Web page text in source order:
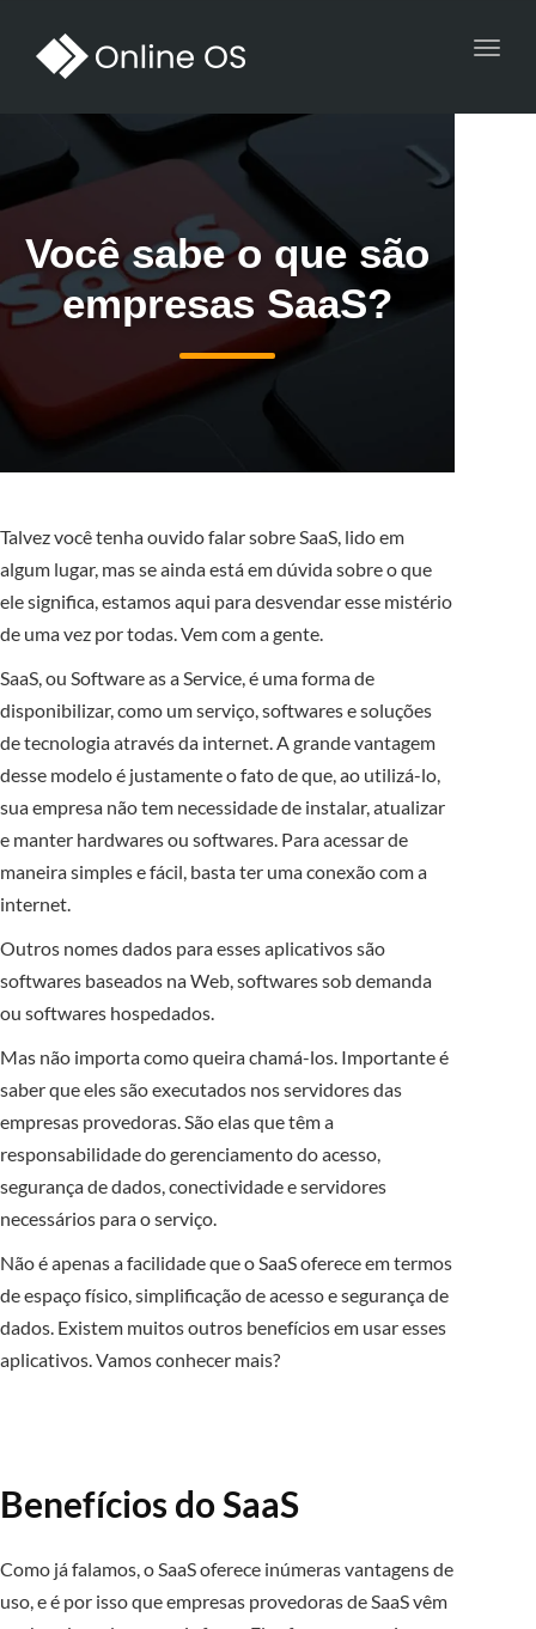
Você sabe o que são
empresas SaaS?
Talvez você tenha ouvido falar sobre SaaS, lido em
algum lugar, mas se ainda está em dúvida sobre o que
ele significa, estamos aqui para desvendar esse mistério
de uma vez por todas. Vem com a gente.
SaaS, ou Software as a Service, é uma forma de
disponibilizar, como um serviço, softwares e soluções
de tecnologia através da internet. A grande vantagem
desse modelo é justamente o fato de que, ao utilizá-lo,
sua empresa não tem necessidade de instalar, atualizar
e manter hardwares ou softwares. Para acessar de
maneira simples e fácil, basta ter uma conexão com a
internet.
Outros nomes dados para esses aplicativos são
softwares baseados na Web, softwares sob demanda
ou softwares hospedados.
Mas não importa como queira chamá-los. Importante é
saber que eles são executados nos servidores das
empresas provedoras. São elas que têm a
responsabilidade do gerenciamento do acesso,
segurança de dados, conectividade e servidores
necessários para o serviço.
Não é apenas a facilidade que o SaaS oferece em termos
de espaço físico, simplificação de acesso e segurança de
dados. Existem muitos outros benefícios em usar esses
aplicativos. Vamos conhecer mais?
Benefícios do SaaS
Como já falamos, o SaaS oferece inúmeras vantagens de
uso, e é por isso que empresas provedoras de SaaS vêm